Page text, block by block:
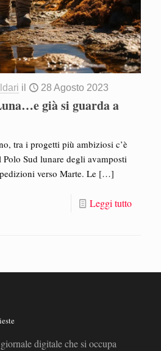
il 28 Agosto 2023
già si guarda a
tra i progetti più ambiziosi c’è
Sud lunare degli avamposti
verso Marte. Le […]
Leggi tutto
digitale che si occupa